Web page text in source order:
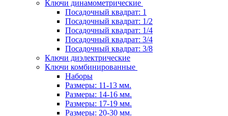
Ключи динамометрические
Посадочный квадрат: 1
Посадочный квадрат: 1/2
Посадочный квадрат: 1/4
Посадочный квадрат: 3/4
Посадочный квадрат: 3/8
Ключи диэлектрические
Ключи комбинированные
Наборы
Размеры: 11-13 мм.
Размеры: 14-16 мм.
Размеры: 17-19 мм.
Размеры: 20-30 мм.